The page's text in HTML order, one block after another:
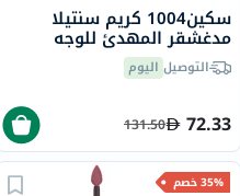
سكين1004 كريم سنتيلا
مدغشقر المهدئ للوجه
للبشرة الحساسة، 75 مل
التوصيل اليوم
72.33
131.50
35% خصم